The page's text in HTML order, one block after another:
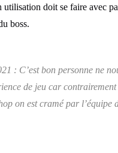
doit se faire avec
boss.
: C’est bon personne ne
de jeu car
on est cramé par